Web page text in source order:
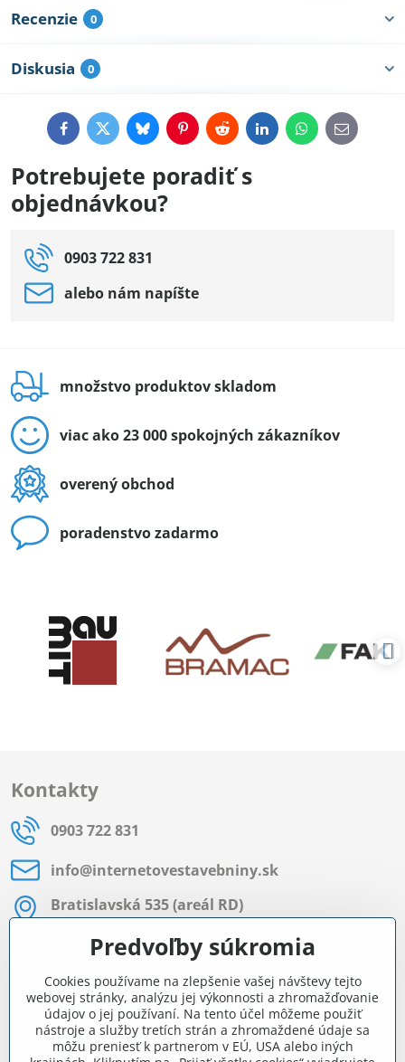
Recenzie 0
Diskusia 0
FacebookTwitterBlueskyPinterestRedditLinkedInWhatsApp
E-
mail
Potrebujete poradiť s
objednávkou?
0903 722 831
alebo nám napíšte
množstvo produktov skladom
viac ako 23 000 spokojných zákazníkov
overený obchod
poradenstvo zadarmo
Kontakty
0903 722 831
info​@internetovestavebniny​.sk
Bratislavská 535 (areál RD)
Most pri Bratislave
Pon - Pia 8:00 - 11:30 a 12:15 - 15:30
Facebook
Navigácia
Predvoľby súkromia
Cookies používame na zlepšenie vašej návštevy tejto
webovej stránky, analýzu jej výkonnosti a zhromažďovanie
údajov o jej používaní. Na tento účel môžeme použiť
nástroje a služby tretích strán a zhromaždené údaje sa
môžu preniesť k partnerom v EÚ, USA alebo iných